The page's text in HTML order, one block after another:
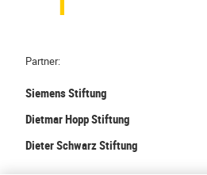
Partner:
Siemens Stiftung
Dietmar Hopp Stiftung
Dieter Schwarz Stiftung